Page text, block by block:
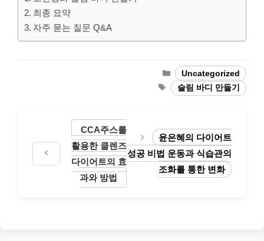
최종 요약
자주 묻는 질문 Q&A
Categories
Uncategorized
Tags슬림 바디 만들기
CCA주스를
활용한 클렌즈
다이어트의 효
과와 방법
윤은혜의 다이어트
성공 비법 운동과 식습관의
조화를 통한 변화